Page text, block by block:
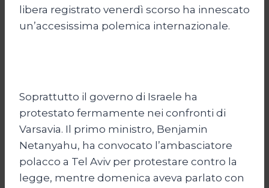
libera registrato venerdì scorso ha innescato
un’accesissima polemica internazionale.
Soprattutto il governo di Israele ha
protestato fermamente nei confronti di
Varsavia. Il primo ministro, Benjamin
Netanyahu, ha convocato l’ambasciatore
polacco a Tel Aviv per protestare contro la
legge, mentre domenica aveva parlato con